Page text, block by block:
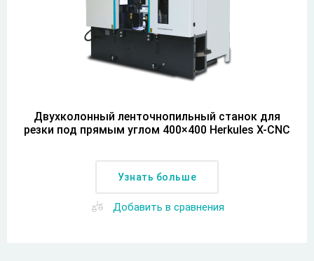
Двухколонный ленточнопильный станок для
резки под прямым углом 400×400 Herkules X-CNC
Узнать больше
Добавить в сравнения